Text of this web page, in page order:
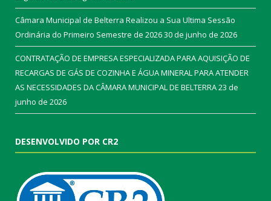
Câmara Municipal de Belterra Realizou a Sua Ultima Sessão
Ordinária do Primeiro Semestre de 202630 de junho de 2026
CONTRATAÇÃO DE EMPRESA ESPECIALIZADA PARA AQUISIÇÃO DE
RECARGAS DE GÁS DE COZINHA E ÁGUA MINERAL PARA ATENDER
AS NECESSIDADES DA CÂMARA MUNICIPAL DE BELTERRA23 de
junho de 2026
DESENVOLVIDO POR CR2